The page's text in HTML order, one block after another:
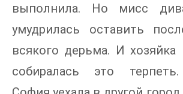
выполнила. Но мисс
умудрилась оставить
всякого дерьма. И хозяйка
собиралась это